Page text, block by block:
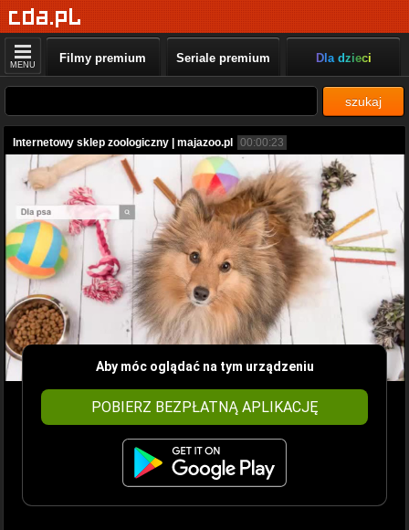
MENU Filmy premium Seriale premium Dla dzieci
szukaj
Internetowy sklep zoologiczny | majazoo.pl 00:00:23
Aby móc oglądać na tym urządzeniu
POBIERZ BEZPŁATNĄ APLIKACJĘ